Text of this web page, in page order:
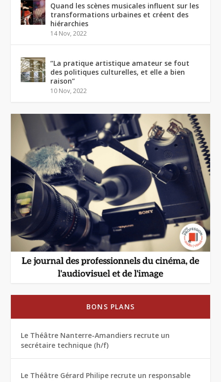
Quand les scènes musicales influent sur les
transformations urbaines et créent des
hiérarchies
14 Nov, 2022
“La pratique artistique amateur se fout
des politiques culturelles, et elle a bien
raison”
10 Nov, 2022
BONS PLANS
Le Théâtre Nanterre-Amandiers recrute un
secrétaire technique (h/f)
Le Théâtre Gérard Philipe recrute un responsable